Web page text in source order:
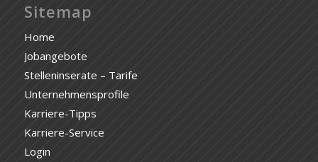
Sitemap
Home
Jobangebote
Stelleninserate – Tarife
Unternehmensprofile
Karriere-Tipps
Karriere-Service
Login